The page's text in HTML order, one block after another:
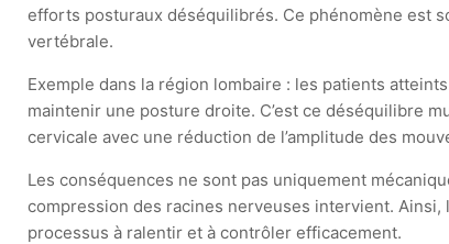
efforts posturaux déséquilibrés. Ce phénomène est
vertébrale.
Exemple dans la région lombaire : les patients
maintenir une posture droite. C’est ce déséquilibre
cervicale avec une réduction de l’amplitude des
Les conséquences ne sont pas uniquement
compression des racines nerveuses intervient.
processus à ralentir et à contrôler efficacement.